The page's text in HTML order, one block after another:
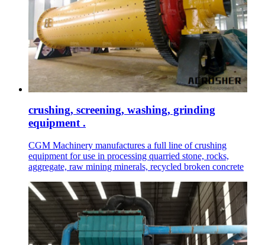
crushing, screening, washing, grinding
equipment .
CGM Machinery manufactures a full line of crushing
equipment for use in processing quarried stone, rocks,
aggregate, raw mining minerals, recycled broken concrete